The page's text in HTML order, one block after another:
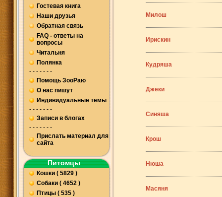
Гостевая книга
Наши друзья
Обратная связь
FAQ - ответы на
вопросы
Читальня
Полянка
- - - - - - -
Помощь ЗооРаю
О нас пишут
Индивидуальные темы
- - - - - - -
Записи в блогах
- - - - - - -
Прислать материал для
сайта
Питомцы
Кошки ( 5829 )
Собаки ( 4652 )
Птицы ( 535 )
Милош
Ирискин
Кудряша
Джеки
Синяша
Крош
Нюша
Масяня